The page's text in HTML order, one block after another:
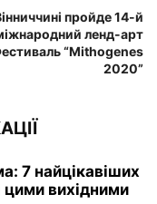
пройде 14-й
ленд-арт
“Mithogenes
2020”
7 найцікавіших
цими вихідними